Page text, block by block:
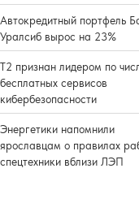
Автокредитный портфель
Уралсиб вырос на 23%
Т2 признан лидером по
бесплатных сервисов
кибербезопасности
Энергетики напомнили
ярославцам о правилах
спецтехники вблизи ЛЭП